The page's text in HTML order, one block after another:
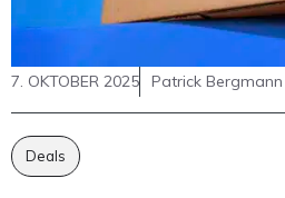
7. OKTOBER 2025 Patrick Bergmann
Deals